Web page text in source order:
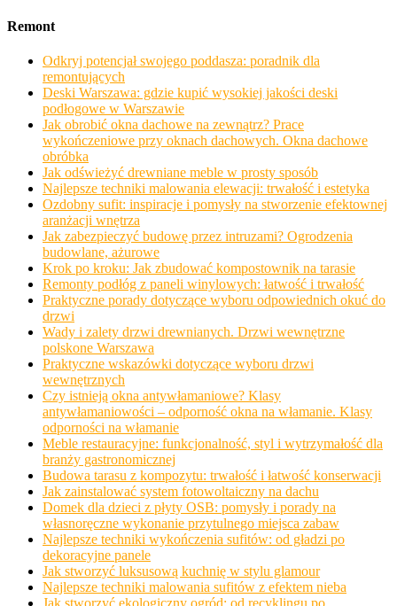
Remont
Odkryj potencjał swojego poddasza: poradnik dla
remontujących
Deski Warszawa: gdzie kupić wysokiej jakości deski
podłogowe w Warszawie
Jak obrobić okna dachowe na zewnątrz? Prace
wykończeniowe przy oknach dachowych. Okna dachowe
obróbka
Jak odświeżyć drewniane meble w prosty sposób
Najlepsze techniki malowania elewacji: trwałość i estetyka
Ozdobny sufit: inspiracje i pomysły na stworzenie efektownej
aranżacji wnętrza
Jak zabezpieczyć budowę przez intruzami? Ogrodzenia
budowlane, ażurowe
Krok po kroku: Jak zbudować kompostownik na tarasie
Remonty podłóg z paneli winylowych: łatwość i trwałość
Praktyczne porady dotyczące wyboru odpowiednich okuć do
drzwi
Wady i zalety drzwi drewnianych. Drzwi wewnętrzne
polskone Warszawa
Praktyczne wskazówki dotyczące wyboru drzwi
wewnętrznych
Czy istnieją okna antywłamaniowe? Klasy
antywłamaniowości – odporność okna na włamanie. Klasy
odporności na włamanie
Meble restauracyjne: funkcjonalność, styl i wytrzymałość dla
branży gastronomicznej
Budowa tarasu z kompozytu: trwałość i łatwość konserwacji
Jak zainstalować system fotowoltaiczny na dachu
Domek dla dzieci z płyty OSB: pomysły i porady na
własnoręczne wykonanie przytulnego miejsca zabaw
Najlepsze techniki wykończenia sufitów: od gładzi po
dekoracyjne panele
Jak stworzyć luksusową kuchnię w stylu glamour
Najlepsze techniki malowania sufitów z efektem nieba
Jak stworzyć ekologiczny ogród: od recyklingu po